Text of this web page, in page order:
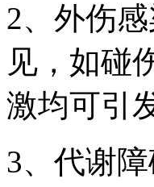
2、外伤
见，如碰
激均可引
3、代谢